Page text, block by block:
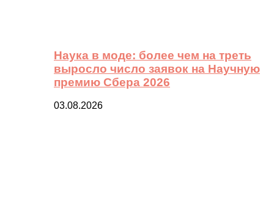
Наука в моде: более чем на треть
выросло число заявок на Научную
премию Сбера 2026
03.08.2026